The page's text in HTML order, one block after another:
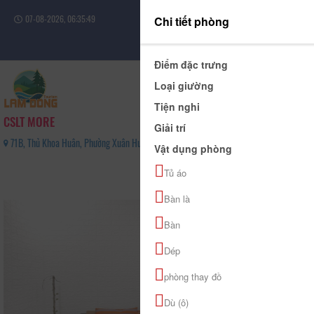
07-08-2026, 06:35:49
Đăng nhập
CSLT MORE
71B, Thủ Khoa Huân, Phường Xuân Hương - Đà Lạt, Tỉnh Lâm Đồng - 0931320818
Chi tiết phòng
Điểm đặc trưng
Loại giường
Tiện nghi
Giải trí
Vật dụng phòng
Tủ áo
Bàn là
Bàn
Dép
phòng thay đồ
Dù (ô)